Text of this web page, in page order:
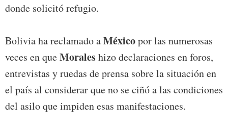
donde solicitó refugio.
Bolivia ha reclamado aMéxicopor las numerosas
veces en queMoraleshizo declaraciones en foros,
entrevistas y ruedas de prensa sobre la situación en
el país al considerar que no se ciñó a las condiciones
del asilo que impiden esas manifestaciones.